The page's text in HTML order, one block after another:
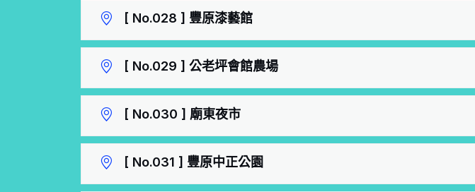
[ No.028 ] 豐原漆藝館
[ No.029 ] 公老坪會館農場
[ No.030 ] 廟東夜市
[ No.031 ] 豐原中正公園